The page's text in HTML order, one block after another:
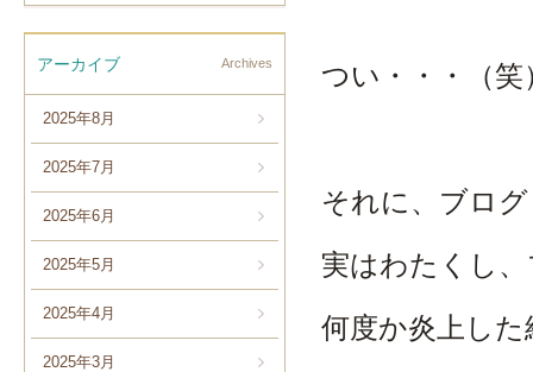
アーカイブ Archives
2025年8月
2025年7月
2025年6月
2025年5月
2025年4月
2025年3月
つい・・・（笑
それに、ブロ
実はわたくし
何度か炎上し